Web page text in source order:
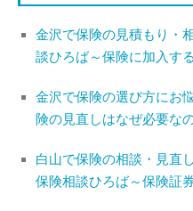
金沢で保険の見積もり・
談ひろば～保険に加入す
金沢で保険の選び方にお
険の見直しはなぜ必要な
白山で保険の相談・見直
保険相談ひろば～保険証